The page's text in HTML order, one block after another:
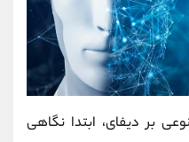
بر دیفای، ابتدا نگاهی